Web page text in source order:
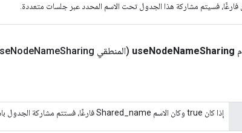
فارغًا، فسيتم مشاركة هذا الجدول تحت الاسم المحدد عبر جلسات متعددة.
useNodeNameSharing (المنطقي use NodeNameSharing)
إذا كان true وكان الاسم Shared_name فارغًا، فستتم مشاركة الجدول باستخدام اسم العقدة.